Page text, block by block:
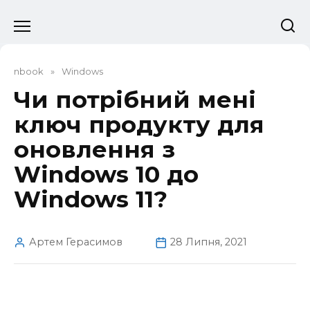
до
nbook » Windows
Чи потрібний мені
ключ продукту для
оновлення з
Windows 10 до
Windows 11?
Артем Герасимов 28 Липня, 2021